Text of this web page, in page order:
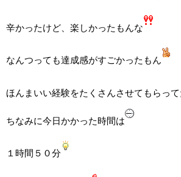
辛かったけど、楽しかったもんな
なんつっても達成感がすごかったもん
ほんまいい経験をたくさんさせてもらっ
ちなみに今日かかった時間は
１時間５０分